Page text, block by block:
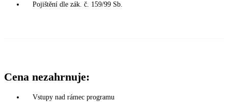
Pojištění dle zák. č. 159/99 Sb.
Cena nezahrnuje:
Vstupy nad rámec programu